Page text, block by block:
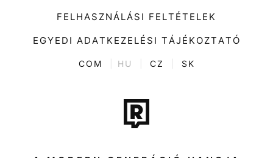
Divat
Kultúra
ENTR
Tech-Tudomány
Sport
Társadalom
FELHASZNÁLÁSI FELTÉTELEK
EGYEDI ADATKEZELÉSI TÁJÉKOZTATÓ
COM HU CZ SK